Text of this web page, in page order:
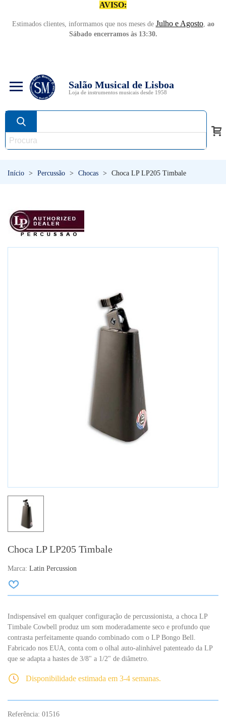
AVISO:
Estimados clientes, informamos que nos meses de Julho e Agosto, ao
Sábado encerramos às 13:30.
Salão Musical de Lisboa
Loja de instrumentos musicais desde 1958
Início > Percussão > Chocas > Choca LP LP205 Timbale
Choca LP LP205 Timbale
Marca: Latin Percussion
Indispensável em qualquer configuração de percussionista, a choca LP
Timbale Cowbell produz um som moderadamente seco e profundo que
contrasta perfeitamente quando combinado com o LP Bongo Bell.
Fabricado nos EUA, conta com o olhal auto-alinhável patenteado da LP
que se adapta a hastes de 3/8" a 1/2" de diâmetro.
Disponibilidade estimada em 3-4 semanas.
Referência: 01516